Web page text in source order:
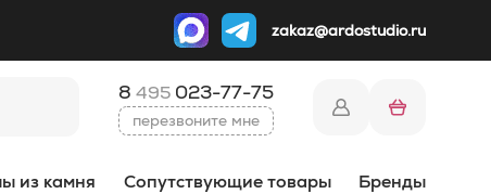
zakaz@ardostudio.ru
8 495 023-77-75
перезвоните мне
из камня Сопутствующие товары Бренды